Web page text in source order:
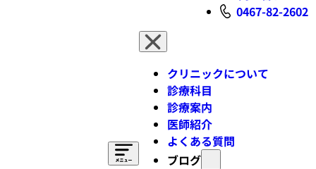
0467-82-2602
クリニックについて
診療科目
診療案内
医師紹介
よくある質問
ブログ